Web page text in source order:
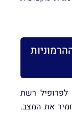
רשת
את המצב.